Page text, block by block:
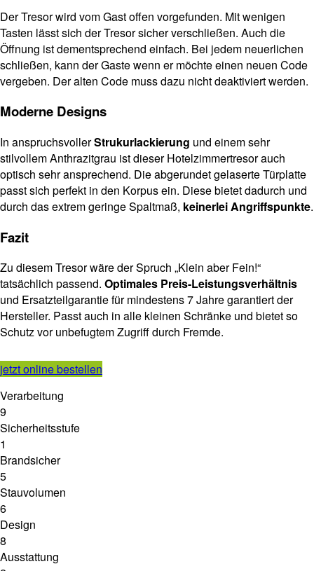
Der Tresor wird vom Gast offen vorgefunden. Mit wenigen
Tasten lässt sich der Tresor sicher verschließen. Auch die
Öffnung ist dementsprechend einfach. Bei jedem neuerlichen
schließen, kann der Gaste wenn er möchte einen neuen Code
vergeben. Der alten Code muss dazu nicht deaktiviert werden.
Moderne Designs
In anspruchsvollerStrukurlackierung und einem sehr
stilvollem Anthrazitgrau ist dieser Hotelzimmertresor auch
optisch sehr ansprechend. Die abgerundet gelaserte Türplatte
passt sich perfekt in den Korpus ein. Diese bietet dadurch und
durch das extrem geringe Spaltmaß, keinerlei Angriffspunkte.
Fazit
Zu diesem Tresor wäre der Spruch „Klein aber Fein!“
tatsächlich passend. Optimales Preis-Leistungsverhältnis
und Ersatzteilgarantie für mindestens 7 Jahre garantiert der
Hersteller. Passt auch in alle kleinen Schränke und bietet so
Schutz vor unbefugtem Zugriff durch Fremde.
jetzt online bestellen
Verarbeitung
9
Sicherheitsstufe
1
Brandsicher
5
Stauvolumen
6
Design
8
Ausstattung